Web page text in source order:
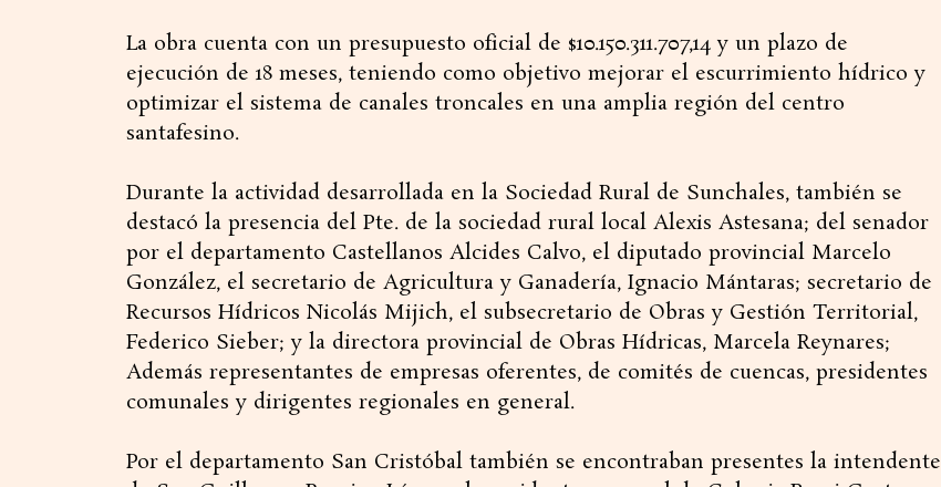
La obra cuenta con un presupuesto oficial de $10.150.311.707,14 y un plazo de
ejecución de 18 meses, teniendo como objetivo mejorar el escurrimiento hídrico y
optimizar el sistema de canales troncales en una amplia región del centro
santafesino.
Durante la actividad desarrollada en la Sociedad Rural de Sunchales, también se
destacó la presencia del Pte. de la sociedad rural local Alexis Astesana; del senador
por el departamento Castellanos Alcides Calvo, el diputado provincial Marcelo
González, el secretario de Agricultura y Ganadería, Ignacio Mántaras; secretario de
Recursos Hídricos Nicolás Mijich, el subsecretario de Obras y Gestión Territorial,
Federico Sieber; y la directora provincial de Obras Hídricas, Marcela Reynares;
Además representantes de empresas oferentes, de comités de cuencas, presidentes
comunales y dirigentes regionales en general.
Por el departamento San Cristóbal también se encontraban presentes la intendente